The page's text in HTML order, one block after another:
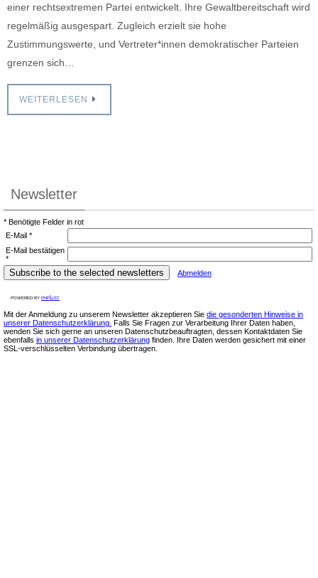
einer rechtsextremen Partei entwickelt. Ihre Gewaltbereitschaft wird
regelmäßig ausgespart. Zugleich erzielt sie hohe
Zustimmungswerte, und Vertreter*innen demokratischer Parteien
grenzen sich…
WEITERLESEN
Newsletter